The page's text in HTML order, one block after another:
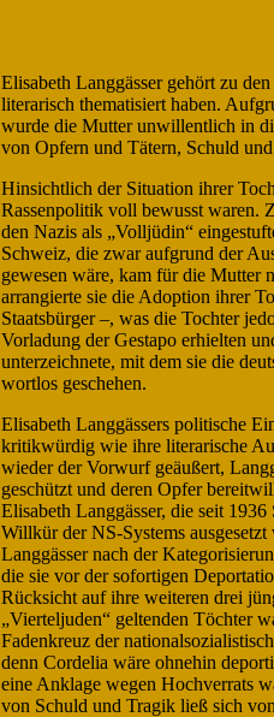
Elisabeth Langgässer gehört zu
literarisch thematisiert haben.
wurde die Mutter unwillentlich in
von Opfern und Tätern, Schuld
Hinsichtlich der Situation ihrer
Rassenpolitik voll bewusst waren.
den Nazis als „Volljüdin“
Schweiz, die zwar aufgrund der
gewesen wäre, kam für die Mutter
arrangierte sie die Adoption ihrer
Staatsbürger –, was die Tochter
Vorladung der Gestapo erhielten
unterzeichnete, mit dem sie die
wortlos geschehen.
Elisabeth Langgässers politische
kritikwürdig wie ihre literarische
wieder der Vorwurf geäußert,
geschützt und deren Opfer
Elisabeth Langgässer, die seit
Willkür der NS-Systems
Langgässer nach der
die sie vor der sofortigen
Rücksicht auf ihre weiteren drei
„Vierteljuden“ geltenden Töchter
Fadenkreuz der
denn Cordelia wäre ohnehin
eine Anklage wegen Hochverrats
von Schuld und Tragik ließ sich